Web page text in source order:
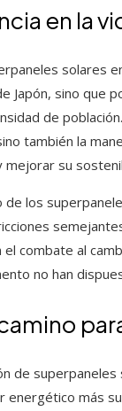
en la
solares
Japón, sino que
de
también la
su
de los
combate al
no han
de
energético más